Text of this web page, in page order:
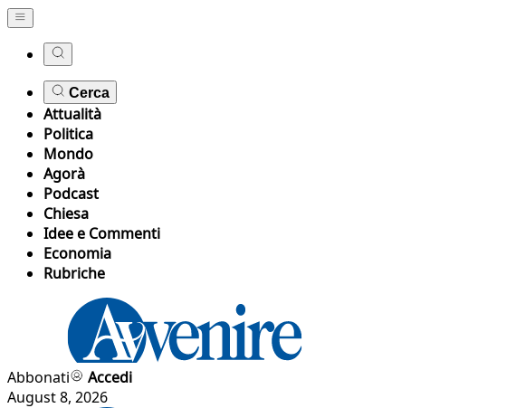
Cerca
Attualità
Politica
Mondo
Agorà
Podcast
Chiesa
Idee e Commenti
Economia
Rubriche
Abbonati
Accedi
August 8, 2026